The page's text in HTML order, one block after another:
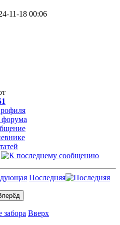
11-18 00:06
Последняя
забора Вверх